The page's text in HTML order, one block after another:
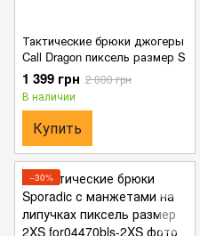
Тактические брюки джогеры
Call Dragon пиксель размер S
1 399 грн 2 000 грн
В наличии
Купить
−30%